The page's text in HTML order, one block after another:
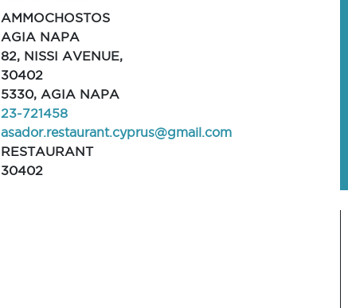
AMMOCHOSTOS
AGIA NAPA
82, NISSI AVENUE,
30402
5330, AGIA NAPA
23-721458
asador.restaurant.cyprus@gmail.com
RESTAURANT
30402